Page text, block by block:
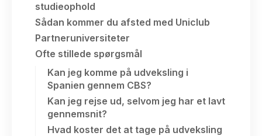
studieophold
Sådan kommer du afsted med Uniclub
Partneruniversiteter
Ofte stillede spørgsmål
Kan jeg komme på udveksling i
Spanien gennem CBS?
Kan jeg rejse ud, selvom jeg har et lavt
gennemsnit?
Hvad koster det at tage på udveksling